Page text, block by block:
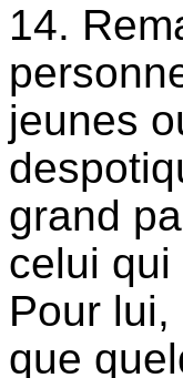
14.
jeunes
grand
celui
Pour lui,
que